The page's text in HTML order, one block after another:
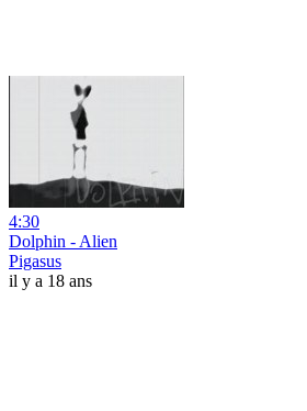
4:30
Dolphin - Alien
Pigasus
il y a 18 ans